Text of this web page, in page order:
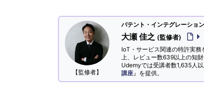
【監修者】
パテント・インテグレーショ
大瀬 佳之 (監修者)
IoT・サービス関連の特許実
上、レビュー数639以上の知
Udemyでは受講者数1,635人
講座 』を提供。